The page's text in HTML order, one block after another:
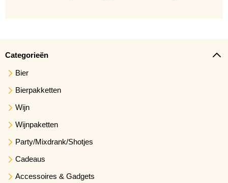
Categorieën
Bier
Bierpakketten
Wijn
Wijnpaketten
Party/Mixdrank/Shotjes
Cadeaus
Accessoires & Gadgets